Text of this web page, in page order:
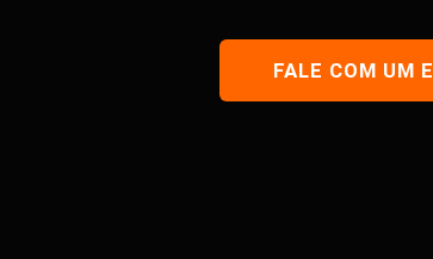
FALE COM UM